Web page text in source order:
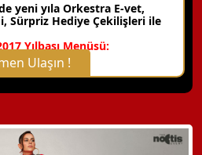
yeni yıla Orkestra E-vet,
Sürpriz Hediye Çekilişleri ile
Yılbaşı Menüsü:
Ulaşın !
X Kapat
Alın